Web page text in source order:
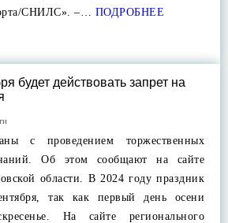
СНИЛС». –… ПОДРОБНЕЕ
будет действовать запрет на
с проведением торжественных
Об этом сообщают на сайте
области. В 2024 году праздник
так как первый день осени
На сайте регионального